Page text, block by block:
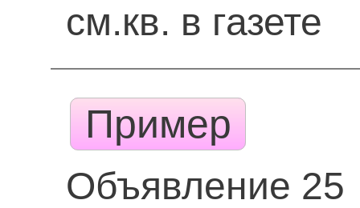
см.кв. в газете
Пример
Объявление 25